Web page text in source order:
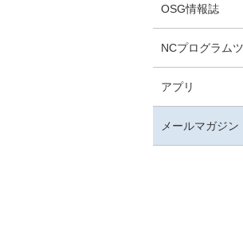
OSG情報誌
NCプログラム
アプリ
メールマガジン